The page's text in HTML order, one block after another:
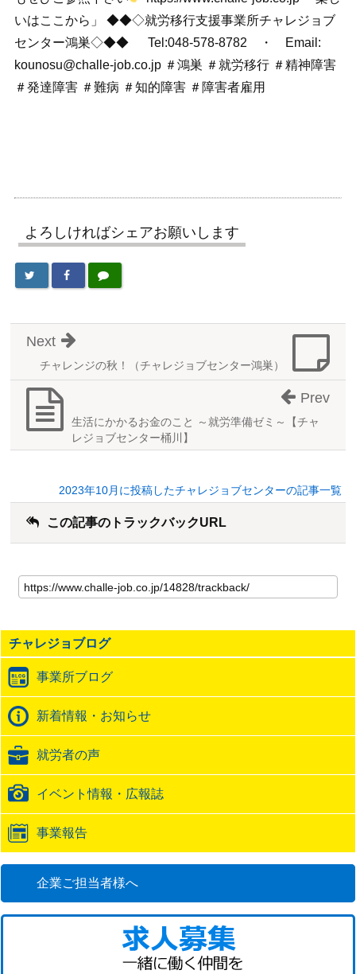
いはここから」 ◆◆◇就労移行支援事業所チャレジョブ
センター鴻巣◇◆◆ Tel:048-578-8782 ・ Email:
kounosu@challe-job.co.jp ＃鴻巣 ＃就労移行 ＃精神障害
＃発達障害 ＃難病 ＃知的障害 ＃障害者雇用
よろしければシェアお願いします
チャレンジの秋！（チャレジョブセンター鴻巣）
Next
生活にかかるお金のこと ～就労準備ゼミ～【チャ
レジョブセンター桶川】
Prev
2023年10月に投稿したチャレジョブセンターの記事一覧
この記事のトラックバックURL
の
記
の
ト
ッ
ク
バ
ッ
URL
チャレジョブログ
事業所ブログ
新着情報・お知らせ
就労者の声
イベント情報・広報誌
事業報告
企業ご担当者様へ